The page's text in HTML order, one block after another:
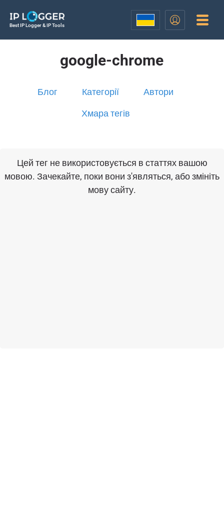
Best IP Logger & IP Tools
google-chrome
Блог Категорії Автори
Хмара тегів